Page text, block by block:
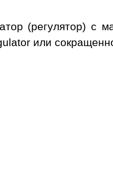
(регулятор) с
или